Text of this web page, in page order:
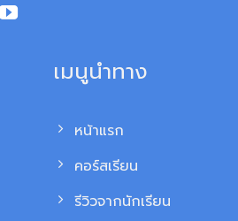
เมนูนำทาง
หน้าแรก
คอร์สเรียน
รีวิวจากนักเรียน